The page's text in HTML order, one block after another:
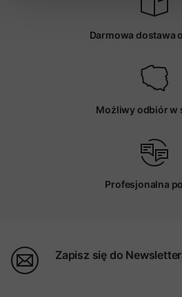
Darmowa dostawa
Możliwy odbiór w
Profesjonalna
Zapisz się do